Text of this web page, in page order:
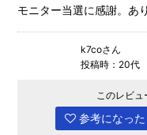
モニター当選に感謝。あ
k7coさん
投稿時：20代
このレビュ
参考になった